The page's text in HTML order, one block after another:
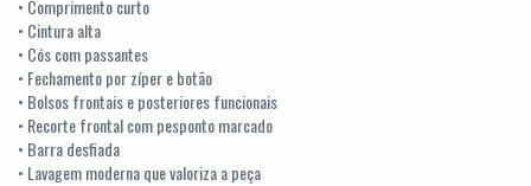
• Comprimento curto
• Cintura alta
• Cós com passantes
• Fechamento por zíper e botão
• Bolsos frontais e posteriores funcionais
• Recorte frontal com pesponto marcado
• Barra desfiada
• Lavagem moderna que valoriza a peça